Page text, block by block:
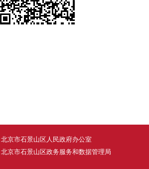
京市石景山区人民政府办公室
京市石景山区政务服务和数据管理局